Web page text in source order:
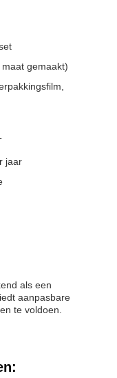
gemaakt)
jaar
als een
aanpasbare
te voldoen.